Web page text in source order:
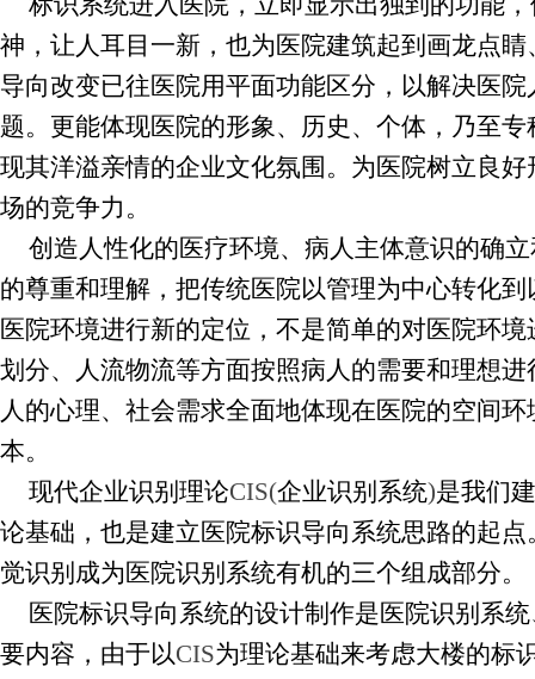
神，让人耳目一新，也为医院建筑起到画龙点
导向改变已往医院用平面功能区分，以解决医
题。更能体现医院的形象、历史、个体，乃至
现其洋溢亲情的企业文化氛围。为医院树立良
场的竞争力。
创造人性化的医疗环境、病人主体意识的确
的尊重和理解，把传统医院以管理为中心转化
医院环境进行新的定位，不是简单的对医院环
划分、人流物流等方面按照病人的需要和理想
人的心理、社会需求全面地体现在医院的空间
本。
现代企业识别理论CIS(企业识别系统)是我们
论基础，也是建立医院标识导向系统思路的起
觉识别成为医院识别系统有机的三个组成部分。
医院标识导向系统的设计制作是医院识别系
要内容，由于以CIS为理论基础来考虑大楼的标